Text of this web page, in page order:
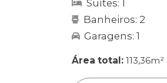
Suítes: 1
Banheiros: 2
Garagens: 1
Área total: 113,36m²